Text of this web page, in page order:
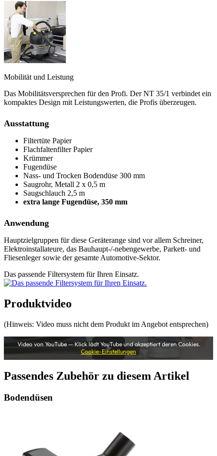
Mobilität und Leistung
Das Mobilitätsversprechen für den Profi. Der NT 35/1 verbindet ein
kompaktes Design mit Leistungswerten, die Profis überzeugen.
Ausstattung
Filtertüte Papier
Flachfaltenfilter Papier
Krümmer
Fugendüse
Nass- und Trocken Bodendüse 300 mm
Saugrohr, Metall 2 x 0,5 m
Saugschlauch 2,5 m
extra lange Fugendüse, 350 mm
Anwendung
Hauptzielgruppen für diese Geräterange sind vor allem Schreiner,
Elektroinstallateure, das Bauhaupt-/-nebengewerbe, Parkett- und
Fliesenleger sowie der gesamte Automotive-Sektor.
Das passende Filtersystem für Ihren Einsatz.
Produktvideo
(Hinweis: Video muss nicht dem Produkt im Angebot entsprechen)
Video von YouTube — Klick lädt YouTube und akzeptiert deren Cookies.
Cookie-Einstellungen
Passendes Zubehör zu diesem Artikel
Bodendüsen